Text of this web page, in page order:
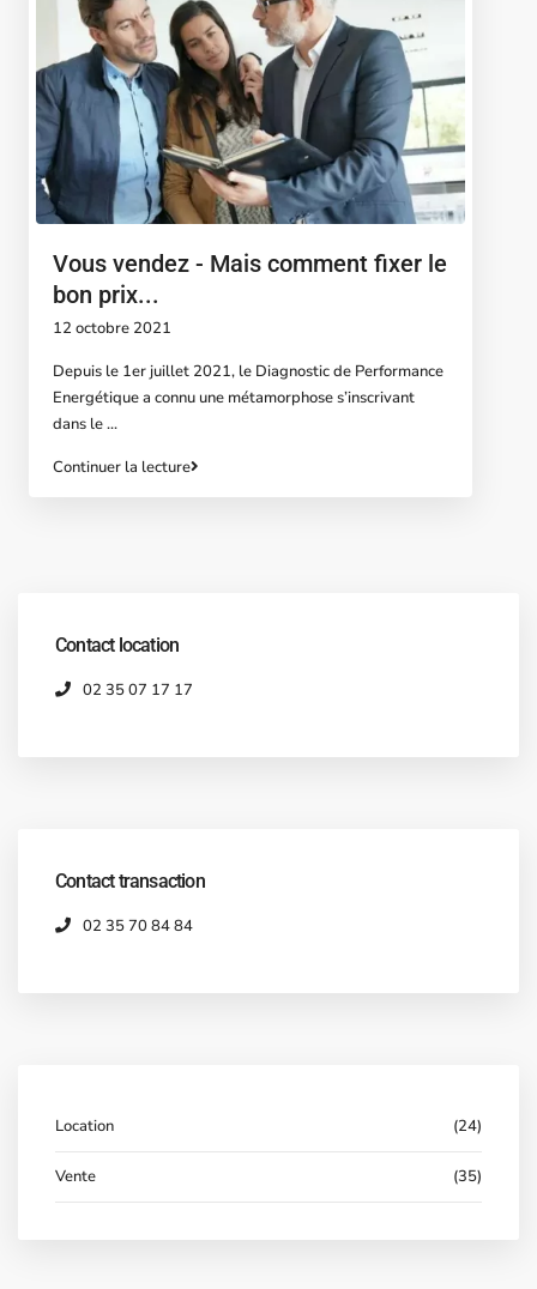
Vous vendez - Mais comment fixer le
bon prix...
12 octobre 2021
Depuis le 1er juillet 2021, le Diagnostic de Performance
Energétique a connu une métamorphose s’inscrivant
dans le...
Continuer la lecture
Contact location
02 35 07 17 17
Contact transaction
02 35 70 84 84
Location (24)
Vente (35)